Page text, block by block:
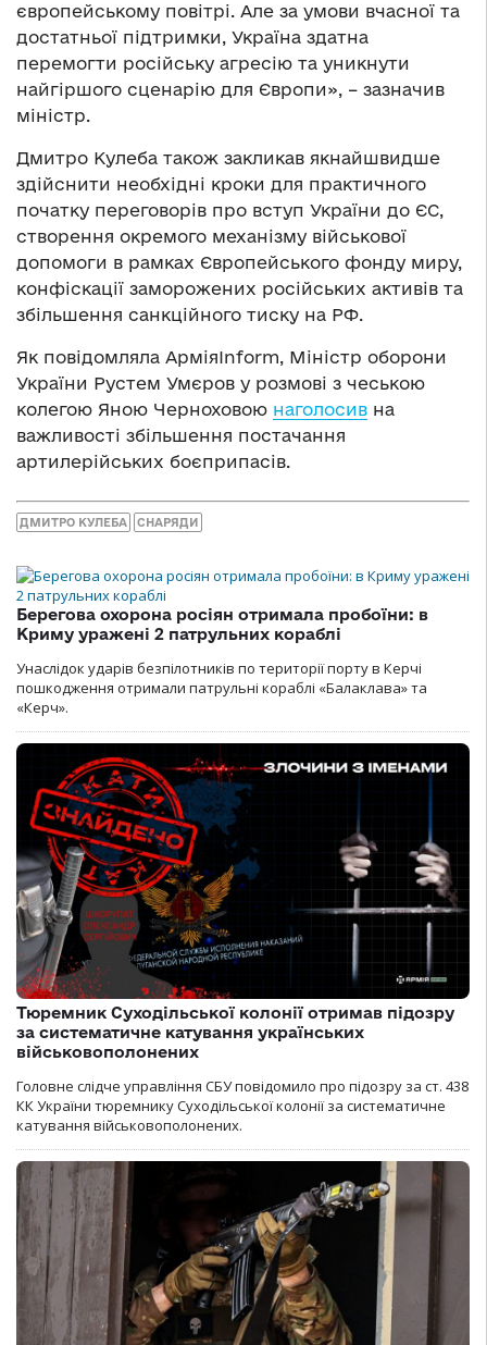
європейському повітрі. Але за умови вчасної та
достатньої підтримки, Україна здатна
перемогти російську агресію та уникнути
найгіршого сценарію для Європи», – зазначив
міністр.
Дмитро Кулеба також закликав якнайшвидше
здійснити необхідні кроки для практичного
початку переговорів про вступ України до ЄС,
створення окремого механізму військової
допомоги в рамках Європейського фонду миру,
конфіскації заморожених російських активів та
збільшення санкційного тиску на РФ.
Як повідомляла АрміяInform, Міністр оборони
України Рустем Умєров у розмові з чеською
колегою Яною Черноховою наголосив на
важливості збільшення постачання
артилерійських боєприпасів.
ДМИТРО КУЛЕБА СНАРЯДИ
Берегова охорона росіян отримала пробоїни: в
Криму уражені 2 патрульних кораблі
Унаслідок ударів безпілотників по території порту в Керчі
пошкодження отримали патрульні кораблі «Балаклава» та
«Керч».
Тюремник Суходільської колонії отримав підозру
за систематичне катування українських
військовополонених
Головне слідче управління СБУ повідомило про підозру за ст. 438
КК України тюремнику Суходільської колонії за систематичне
катування військовополонених.